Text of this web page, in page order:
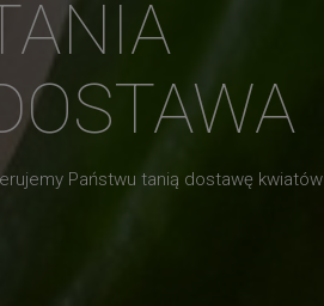
Państwu tanią dostawę kwiatów